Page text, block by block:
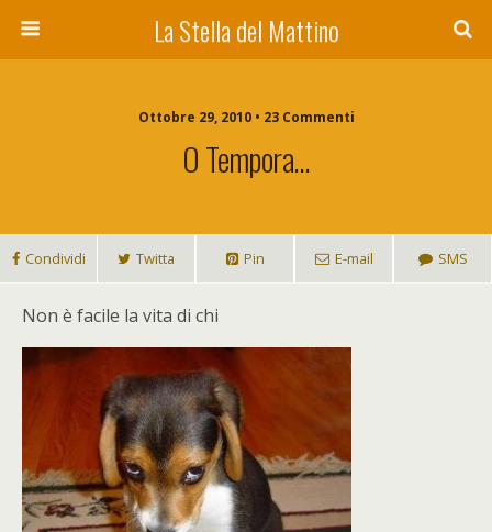
La Stella del Mattino
Ottobre 29, 2010 • 23 Commenti
O Tempora…
Condividi Twitta Pin E-mail SMS
Non è facile la vita di chi